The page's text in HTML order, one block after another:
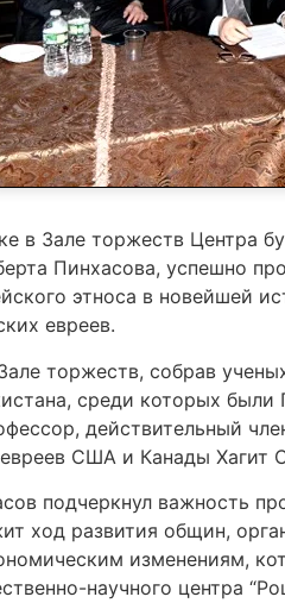
Зале торжеств Центра
Пинхасова, успешно
этноса в новейшей
евреев.
торжеств, собрав
среди которых
действительный
евреев США и Канады Хагит
подчеркнул важность
ход развития общин,
изменениям,
научного центра